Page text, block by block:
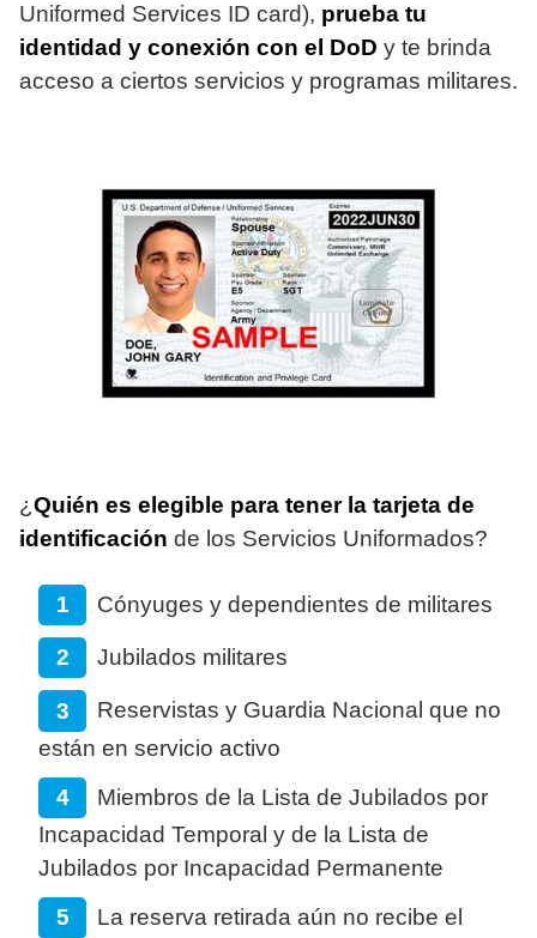
Uniformed Services ID card), prueba tu
identidad y conexión con el DoD y te brinda
acceso a ciertos servicios y programas militares.
¿ Quién es elegible para tener la tarjeta de
identificación de los Servicios Uniformados?
Cónyuges y dependientes de militares
Jubilados militares
Reservistas y Guardia Nacional que no
están en servicio activo
Miembros de la Lista de Jubilados por
Incapacidad Temporal y de la Lista de
Jubilados por Incapacidad Permanente
La reserva retirada aún no recibe el